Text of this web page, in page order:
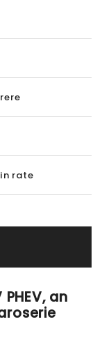
rate
an